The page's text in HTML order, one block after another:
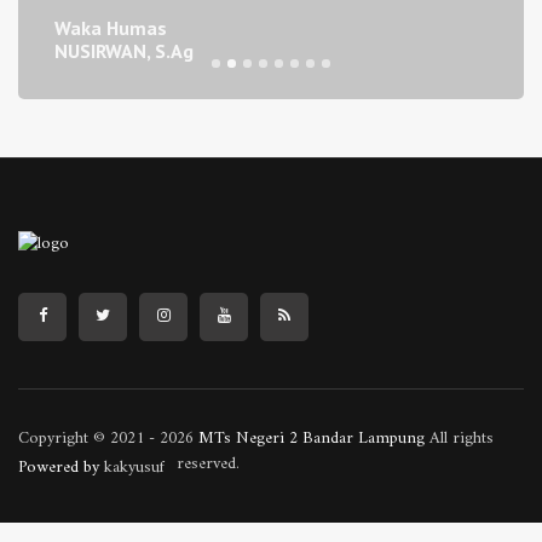
Waka Humas
NUSIRWAN, S.Ag
Copyright © 2021 - 2026 MTs Negeri 2 Bandar LampungAll rights
reserved.
Powered bykakyusuf